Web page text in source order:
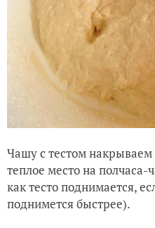
Чашу с тестом
теплое место на полчаса-
как тесто поднимается,
поднимется быстрее).